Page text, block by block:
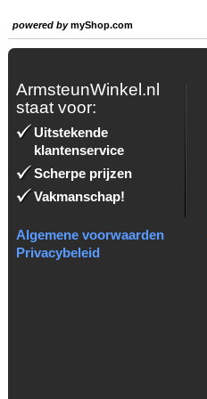
powered bymyShop.com
ArmsteunWinkel.nl
staat voor:
Uitstekende
klantenservice
Scherpe prijzen
Vakmanschap!
Algemene voorwaarden
Privacybeleid